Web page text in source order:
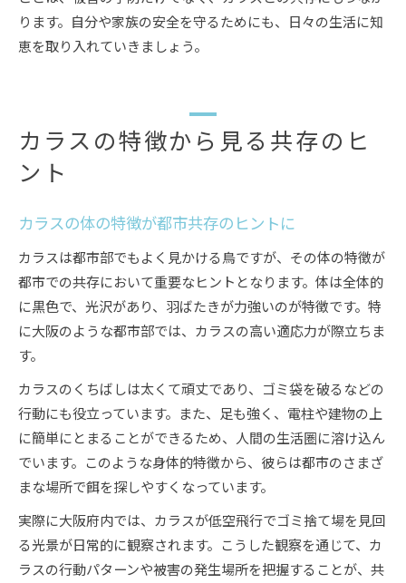
ります。自分や家族の安全を守るためにも、日々の生活に知
恵を取り入れていきましょう。
カラスの特徴から見る共存のヒ
ント
カラスの体の特徴が都市共存のヒントに
カラスは都市部でもよく見かける鳥ですが、その体の特徴が
都市での共存において重要なヒントとなります。体は全体的
に黒色で、光沢があり、羽ばたきが力強いのが特徴です。特
に大阪のような都市部では、カラスの高い適応力が際立ちま
す。
カラスのくちばしは太くて頑丈であり、ゴミ袋を破るなどの
行動にも役立っています。また、足も強く、電柱や建物の上
に簡単にとまることができるため、人間の生活圏に溶け込ん
でいます。このような身体的特徴から、彼らは都市のさまざ
まな場所で餌を探しやすくなっています。
実際に大阪府内では、カラスが低空飛行でゴミ捨て場を見回
る光景が日常的に観察されます。こうした観察を通じて、カ
ラスの行動パターンや被害の発生場所を把握することが、共